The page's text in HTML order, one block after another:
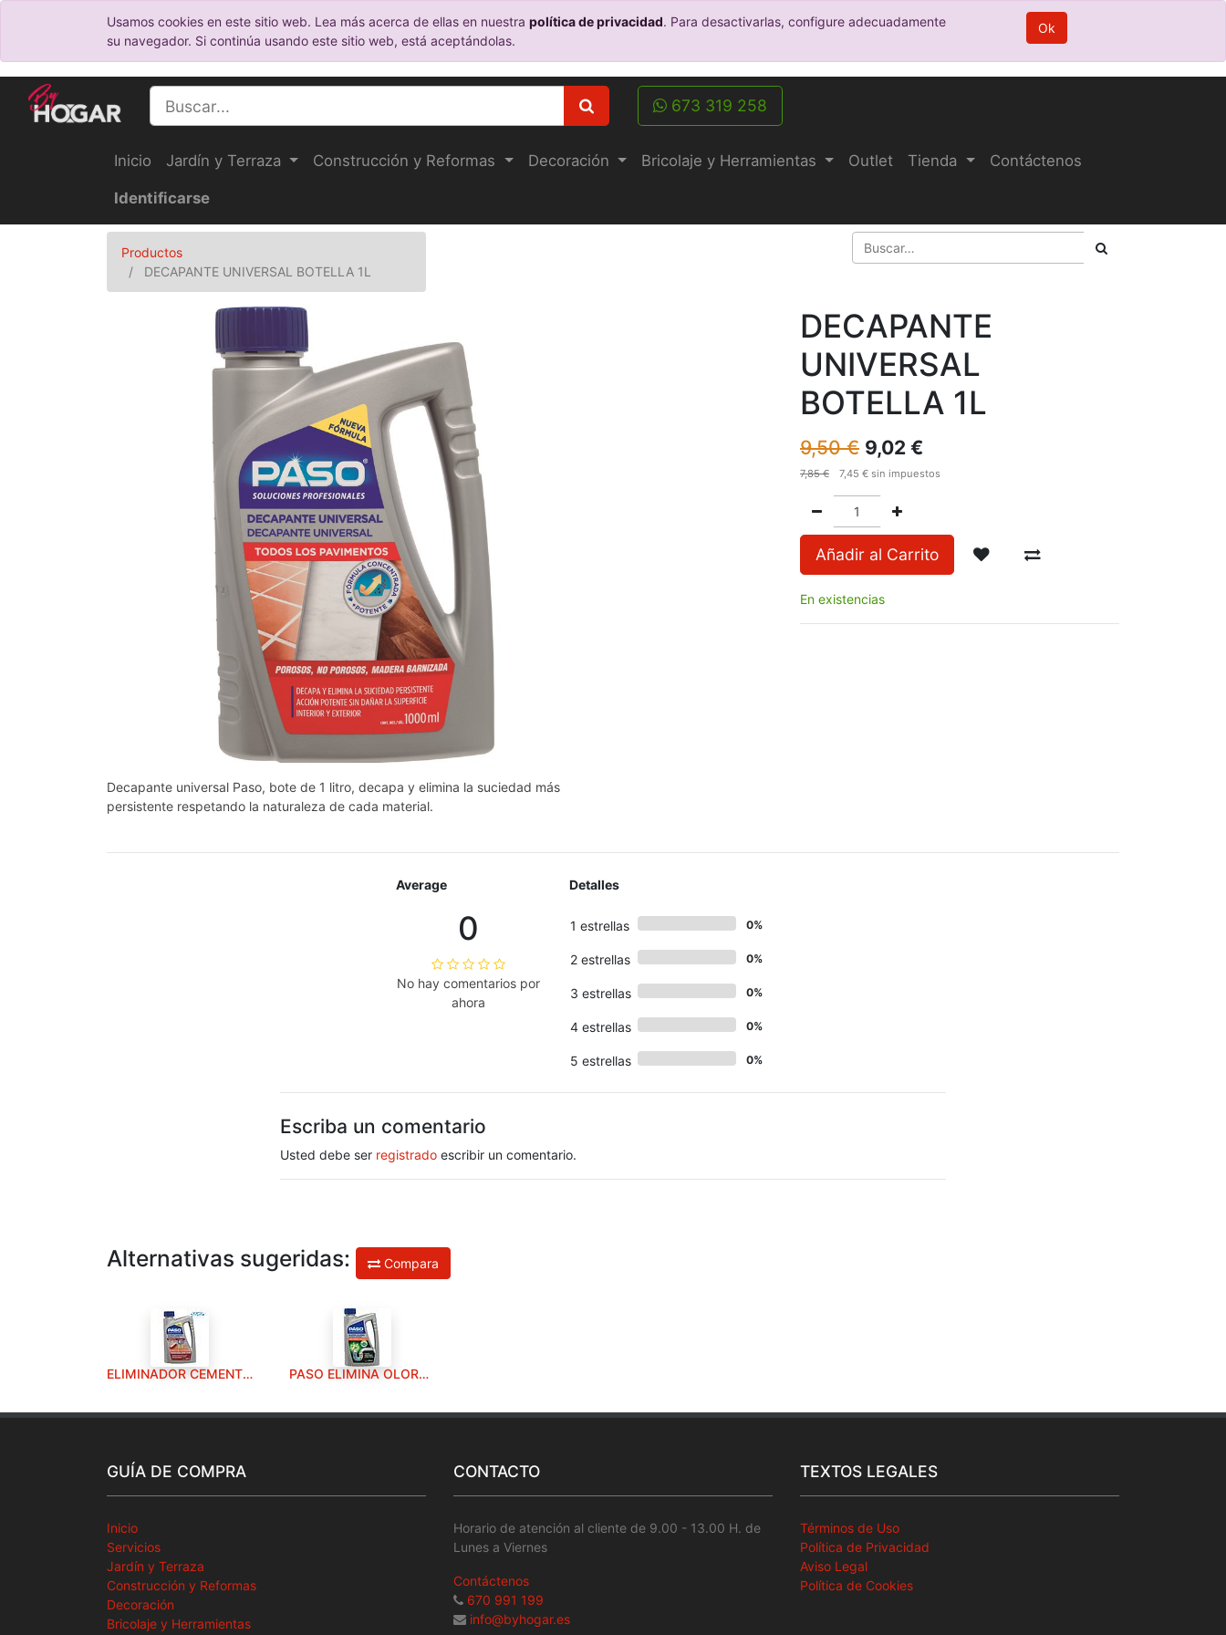
Usamos cookies en este sitio web. Lea más acerca de ellas en nuestra política de privacidad. Para desactivarlas, configure adecuadamente
su navegador. Si continúa usando este sitio web, está aceptándolas.
Ok
673 319 258
Inicio Jardín y Terraza Construcción y Reformas Decoración Bricolaje y Herramientas Outlet Tienda Contáctenos
Identificarse
Productos
DECAPANTE UNIVERSAL BOTELLA 1L
Decapante universal Paso, bote de 1 litro, decapa y elimina la suciedad más
persistente respetando la naturaleza de cada material.
DECAPANTE
UNIVERSAL
BOTELLA 1L
9,50€ 9,02 €
7,85€ 7,45 € sin impuestos
Añadir al Carrito
En existencias
Average
0
No hay comentarios por
ahora
Detalles
1 estrellas 0%
2 estrellas 0%
3 estrellas 0%
4 estrellas 0%
5 estrellas 0%
Escriba un comentario
Usted debe ser registrado escribir un comentario.
Alternativas sugeridas: Compara
ELIMINADOR CEMENTO TERRACOTA POROSO PASO 1L PASO ELIMINA OLORES Y LIMPTUBERIA1L
GUÍA DE COMPRA
Inicio
Servicios
Jardín y Terraza
Construcción y Reformas
Decoración
Bricolaje y Herramientas
CONTACTO
Horario de atención al cliente de 9.00 - 13.00 H. de
Lunes a Viernes
Contáctenos
670 991 199
info@byhogar.es
TEXTOS LEGALES
Términos de Uso
Política de Privacidad
Aviso Legal
Política de Cookies